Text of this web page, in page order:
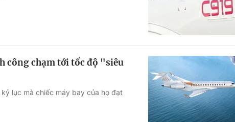
công chạm tới tốc độ "siêu
lục mà chiếc máy bay của họ đạt